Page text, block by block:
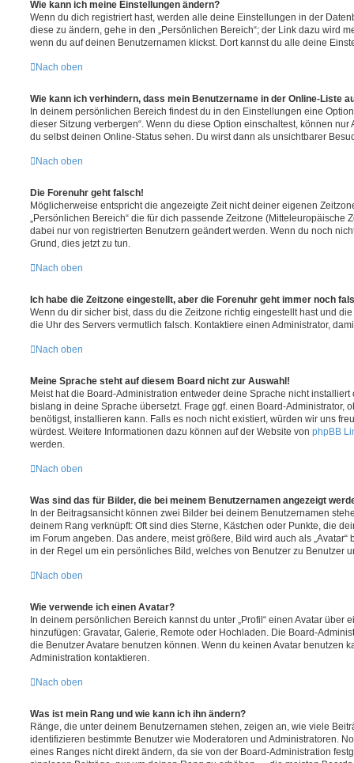
Wie kann ich meine Einstellungen ändern?
Wenn du dich registriert hast, werden alle deine Einstellungen in der
diese zu ändern, gehe in den „Persönlichen Bereich“; der Link dazu wird
wenn du auf deinen Benutzernamen klickst. Dort kannst du alle deine
Nach oben
Wie kann ich verhindern, dass mein Benutzername in der Online-Liste
In deinem persönlichen Bereich findest du in den Einstellungen eine
dieser Sitzung verbergen“. Wenn du diese Option einschaltest, können
du selbst deinen Online-Status sehen. Du wirst dann als unsichtbarer
Nach oben
Die Forenuhr geht falsch!
Möglicherweise entspricht die angezeigte Zeit nicht deiner eigenen
„Persönlichen Bereich“ die für dich passende Zeitzone (Mitteleuropäische
dabei nur von registrierten Benutzern geändert werden. Wenn du noch
Grund, dies jetzt zu tun.
Nach oben
Ich habe die Zeitzone eingestellt, aber die Forenuhr geht immer noch
Wenn du dir sicher bist, dass du die Zeitzone richtig eingestellt hast und
die Uhr des Servers vermutlich falsch. Kontaktiere einen Administrator,
Nach oben
Meine Sprache steht auf diesem Board nicht zur Auswahl!
Meist hat die Board-Administration entweder deine Sprache nicht
bislang in deine Sprache übersetzt. Frage ggf. einen Board-Administrator,
benötigst, installieren kann. Falls es noch nicht existiert, würden wir uns
würdest. Weitere Informationen dazu können auf der Website von phpBB
werden.
Nach oben
Was sind das für Bilder, die bei meinem Benutzernamen angezeigt
In der Beitragsansicht können zwei Bilder bei deinem Benutzernamen
deinem Rang verknüpft: Oft sind dies Sterne, Kästchen oder Punkte, die
im Forum angeben. Das andere, meist größere, Bild wird auch als
in der Regel um ein persönliches Bild, welches von Benutzer zu Benutzer
Nach oben
Wie verwende ich einen Avatar?
In deinem persönlichen Bereich kannst du unter „Profil“ einen Avatar über
hinzufügen: Gravatar, Galerie, Remote oder Hochladen. Die Board-
die Benutzer Avatare benutzen können. Wenn du keinen Avatar benutzen
Administration kontaktieren.
Nach oben
Was ist mein Rang und wie kann ich ihn ändern?
Ränge, die unter deinem Benutzernamen stehen, zeigen an, wie viele
identifizieren bestimmte Benutzer wie Moderatoren und Administratoren.
eines Ranges nicht direkt ändern, da sie von der Board-Administration